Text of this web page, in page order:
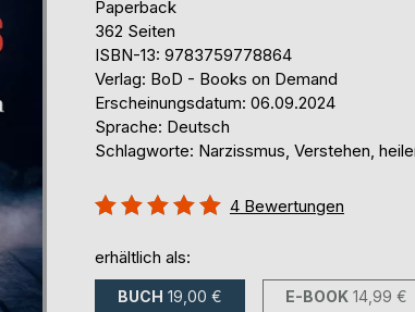
Paperback
362 Seiten
ISBN-13: 9783759778864
Verlag: BoD - Books on Demand
Erscheinungsdatum: 06.09.2024
Sprache: Deutsch
Schlagworte: Narzissmus, Verstehen,
Bewertung::
4 Bewertungen
erhältlich als:
BUCH 19,00 € E-BOOK 14,99 €